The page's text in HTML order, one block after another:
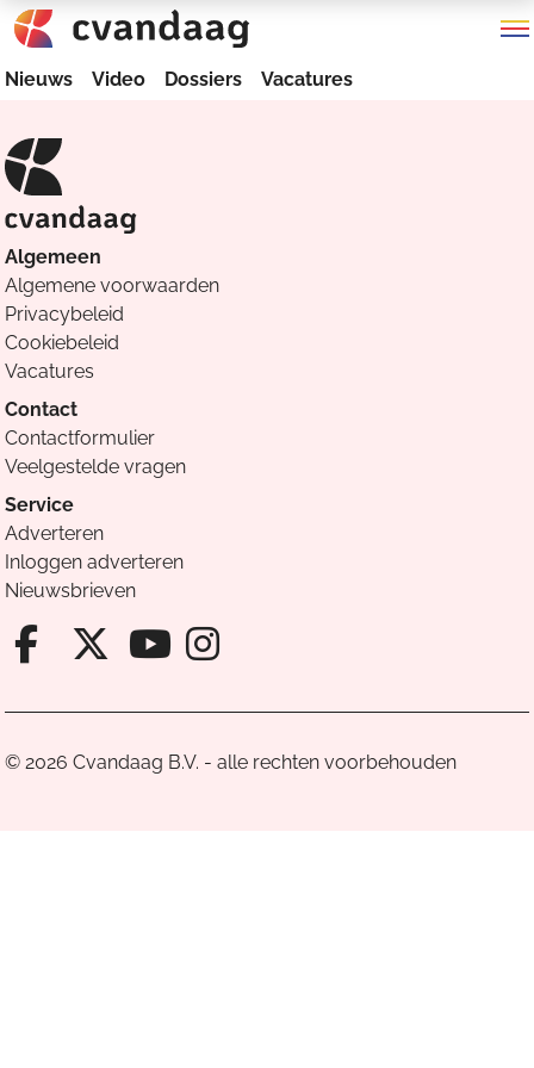
Nieuws Video Dossiers Vacatures
Algemeen
Algemene voorwaarden
Privacybeleid
Cookiebeleid
Vacatures
Contact
Contactformulier
Veelgestelde vragen
Service
Adverteren
Inloggen adverteren
Nieuwsbrieven
Facebook van Cvandaag
X van Cvandaag
Instagram van
© 2026 Cvandaag B.V. - alle rechten voorbehouden